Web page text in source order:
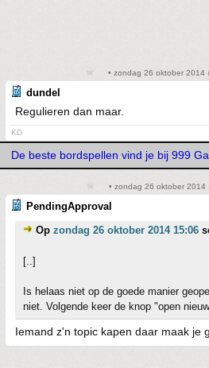
• zondag 26 oktober 2014
dundel
Regulieren dan maar.
KD
De beste bordspellen vind je bij 999
• zondag 26 oktober 2014
PendingApproval
Op zondag 26 oktober 2014 15:06
[..]
Is helaas niet op de goede manier
niet. Volgende keer de knop "open
Iemand z'n topic kapen daar maak je